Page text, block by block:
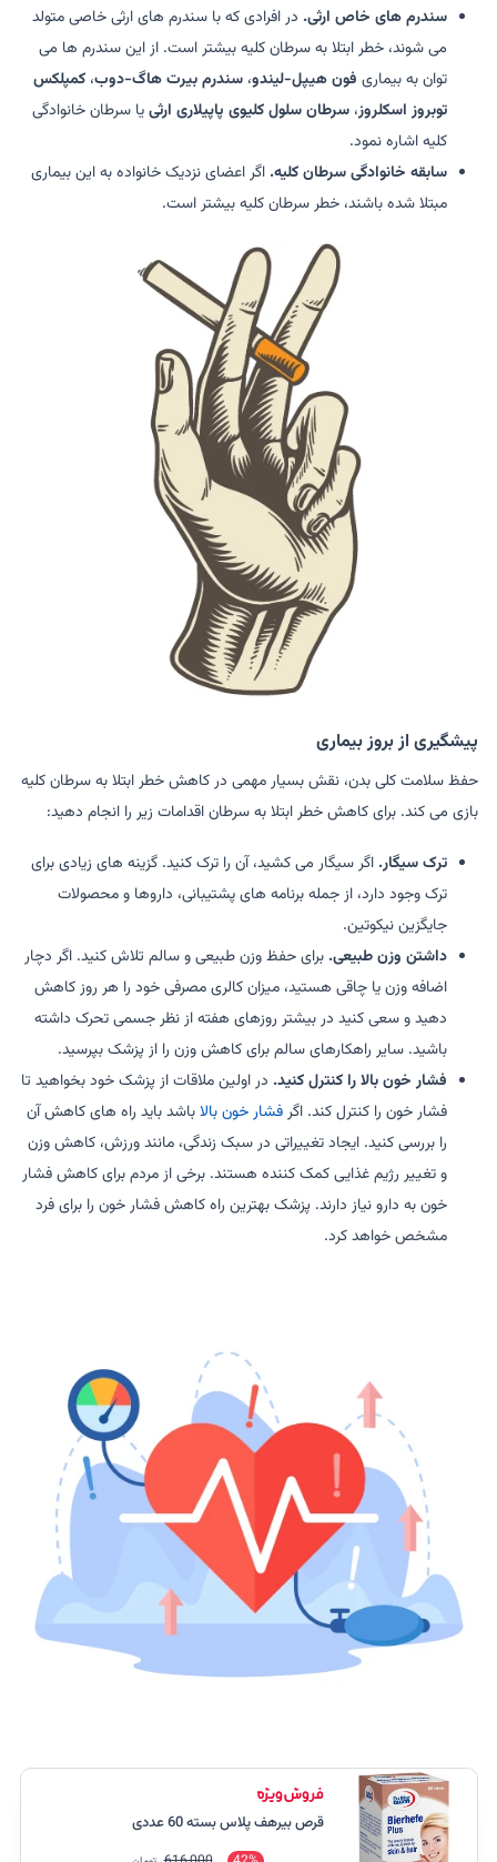
سندرم های خاص ارثی. در افرادی که با سندرم های ارثی خاصی متولد
می شوند، خطر ابتلا به سرطان کلیه بیشتر است. از این سندرم ها می
توان به بیماری فون هیپل-لیندو،سندرم بیرت هاگ-دوب،کمپلکس
توبروز اسکلروز،سرطان سلول کلیوی پاپیلاری ارثییا سرطان خانوادگی
کلیه اشاره نمود.
سابقه خانوادگی سرطان کلیه. اگر اعضای نزدیک خانواده به این بیماری
مبتلا شده باشند، خطر سرطان کلیه بیشتر است.
پیشگیری از بروز بیماری
حفظ سلامت کلی بدن، نقش بسیار مهمی در کاهش خطر ابتلا به سرطان کلیه
بازی می کند. برای کاهش خطر ابتلا به سرطان اقدامات زیر را انجام دهید:
ترک سیگار. اگر سیگار می کشید، آن را ترک کنید. گزینه های زیادی برای
ترک وجود دارد، از جمله برنامه های پشتیبانی، داروها و محصولات
جایگزین نیکوتین.
داشتن وزن طبیعی. برای حفظ وزن طبیعی و سالم تلاش کنید. اگر دچار
اضافه وزن یا چاقی هستید، میزان کالری مصرفی خود را هر روز کاهش
دهید و سعی کنید در بیشتر روزهای هفته از نظر جسمی تحرک داشته
باشید. سایر راهکارهای سالم برای کاهش وزن را از پزشک بپرسید.
فشار خون بالا را کنترل کنید. در اولین ملاقات از پزشک خود بخواهید تا
فشار خون را کنترل کند. اگرفشار خون بالاباشد باید راه های کاهش آن
را بررسی کنید. ایجاد تغییراتی در سبک زندگی، مانند ورزش، کاهش وزن
و تغییر رژیم غذایی کمک کننده هستند. برخی از مردم برای کاهش فشار
خون به دارو نیاز دارند. پزشک بهترین راه کاهش فشار خون را برای فرد
مشخص خواهد کرد.
قرص بیرهف پلاس بسته 60 عددی